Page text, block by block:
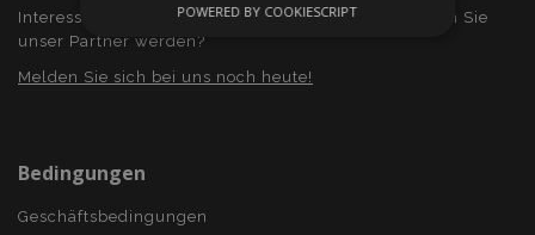
Interessieren Sie sich für Dropshiping? Oder möchten Sie
unser Partner werden?
Melden Sie sich bei uns noch heute!
Bedingungen
Geschäftsbedingungen
PERFORMANCE
Unbedingt erforderlich
POWERED BY COOKIESCRIPT